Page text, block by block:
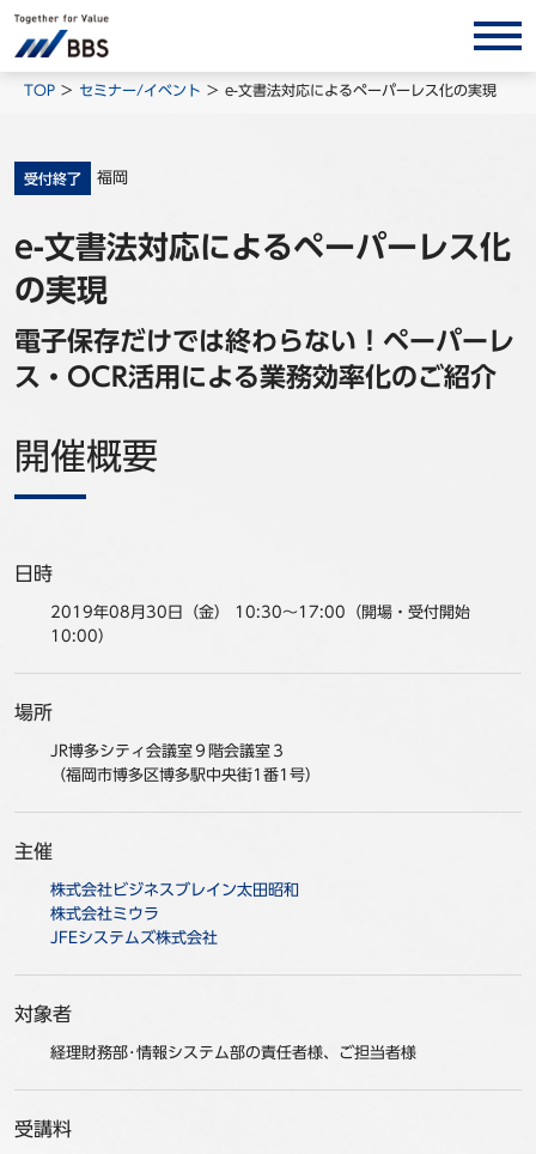
サービス/ソリューション
インサイト
ホワイトペーパー
調査レポート
セミナ−
お問い合わせ
TOP セミナー/イベント e-文書法対応によるペーパーレス化の実現
受付終了 福岡
e-文書法対応によるペーパーレス化
の実現
電子保存だけでは終わらない！ペーパーレ
ス・OCR活用による業務効率化のご紹介
開催概要
日時
2019年08月30日（金） 10:30～17:00（開場・受付開始
10:00）
場所
JR博多シティ会議室９階会議室３
（福岡市博多区博多駅中央街1番1号）
主催
株式会社ビジネスブレイン太田昭和
株式会社ミウラ
JFEシステムズ株式会社
対象者
経理財務部･情報システム部の責任者様、ご担当者様
受講料